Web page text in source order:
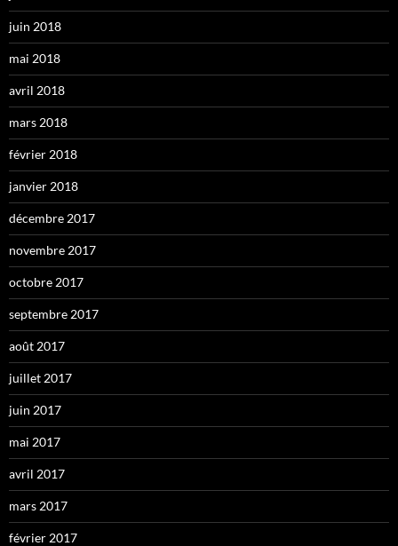
juin 2018
mai 2018
avril 2018
mars 2018
février 2018
janvier 2018
décembre 2017
novembre 2017
octobre 2017
septembre 2017
août 2017
juillet 2017
juin 2017
mai 2017
avril 2017
mars 2017
février 2017